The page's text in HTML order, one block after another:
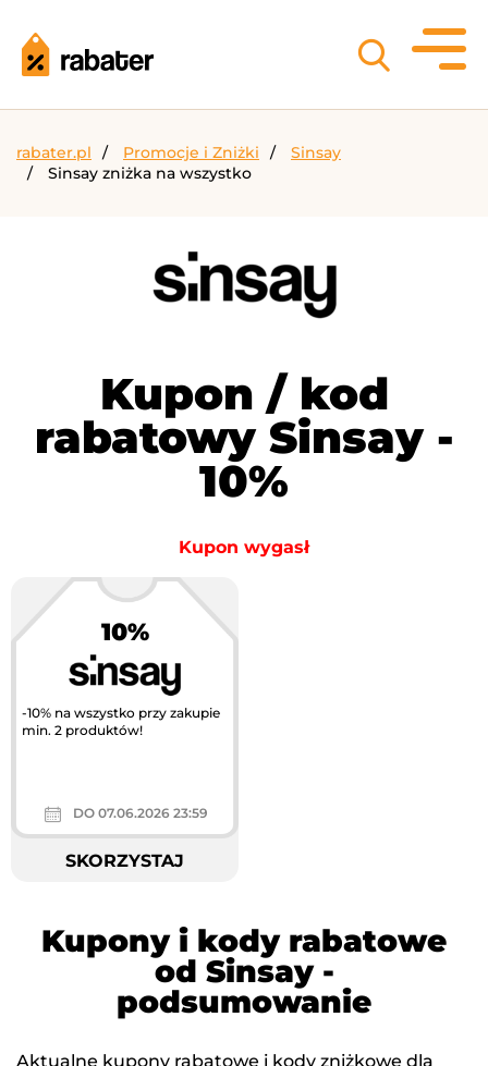
rabater.pl Promocje i Zniżki
Sinsay
Sinsay zniżka na wszystko
Kupon / kod
rabatowy Sinsay -
10%
Kupon wygasł
10%
-10% na wszystko przy zakupie
min. 2 produktów!
DO 07.06.2026 23:59
SKORZYSTAJ
Kupony i kody rabatowe
od Sinsay -
podsumowanie
Aktualne kupony rabatowe i kody zniżkowe dla